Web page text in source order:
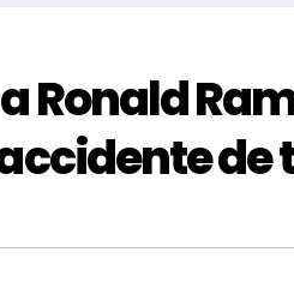
Ronald
de